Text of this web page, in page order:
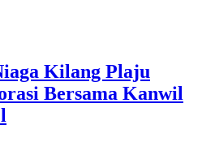
Kilang Plaju
Bersama Kanwil